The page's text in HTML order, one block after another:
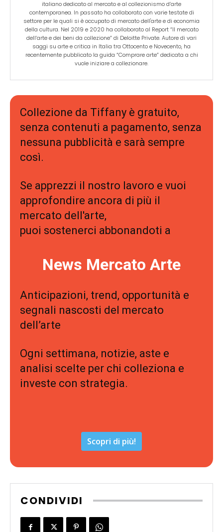
italiano dedicato al mercato e al collezionismo d’arte
contemporanea. In passato ha collaborato con varie testate di
settore per le quali si è occupato di mercato dell'arte e di economia
della cultura. Nel 2019 e 2020 ha collaborato al Report “Il mercato
dell’arte e dei beni da collezione” di Deloitte Private. Autore di vari
saggi su arte e critica in Italia tra Ottocento e Novecento, ha
recentemente pubblicato la guida “Comprare arte” dedicata a chi
vuole iniziare a collezionare.
Collezione da Tiffany è gratuito,
senza contenuti a pagamento, senza
nessuna pubblicità e sarà sempre
così.
Se apprezzi il nostro lavoro e vuoi
approfondire ancora di più il
mercato dell'arte,
puoi sostenerci abbonandoti a
News Mercato Arte
Anticipazioni, trend, opportunità e
segnali nascosti del mercato
dell’arte
Ogni settimana, notizie, aste e
analisi scelte per chi colleziona e
investe con strategia.
Scopri di più!
CONDIVIDI